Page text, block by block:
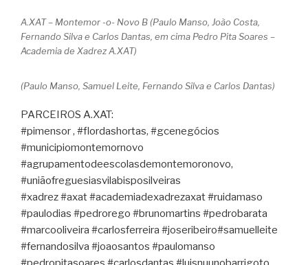
A.XAT – Montemor -o- Novo B (Paulo Manso, João Costa,
Fernando Silva e Carlos Dantas, em cima Pedro Pita Soares –
Academia de Xadrez A.XAT)
(Paulo Manso, Samuel Leite, Fernando Silva e Carlos Dantas)
PARCEIROS A.XAT:
#pimensor , #flordashortas, #gcenegócios
#municipiomontemornovo
#agrupamentodeescolasdemontemoronovo,
#uniãofreguesiasvilabisposilveiras
#xadrez #axat #academiadexadrezaxat #ruidamaso
#paulodias #pedrorego #brunomartins #pedrobarata
#marcooliveira #carlosferreira #joseribeiro#samuelleite
#fernandosilva #joaosantos #paulomanso